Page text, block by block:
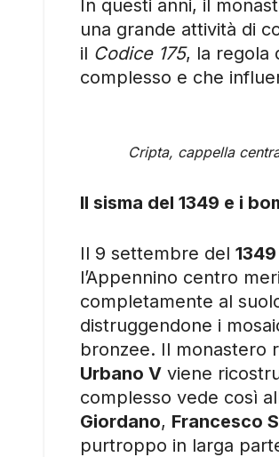
In questi anni, il
una grande attività di
il Codice 175, la regola
complesso e che
Cripta, cappella
Il sisma del 1349 e i
Il 9 settembre del 1349
l’Appennino centro
completamente al
distruggendone i
bronzee. Il monastero
Urbano V viene
complesso vede così
Giordano, Francesco
purtroppo in larga